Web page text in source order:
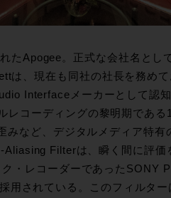
たApogee。正式な会社名と
は、現在も同社の社長を務め
Interfaceメーカーとして認
レコーディングの黎明期であ
みなど、デジタルメディア特
Filterは、瞬く間に評価
・レコーダーであったSONY
用されている。このフィルタ